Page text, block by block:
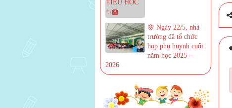
🌸 Ngày 22/5, nhà
trường đã tổ chức
họp phụ huynh cuối
năm học 2025 –
2026